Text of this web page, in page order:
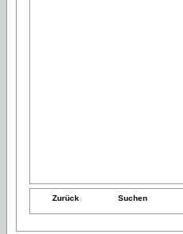
Zurück Suchen